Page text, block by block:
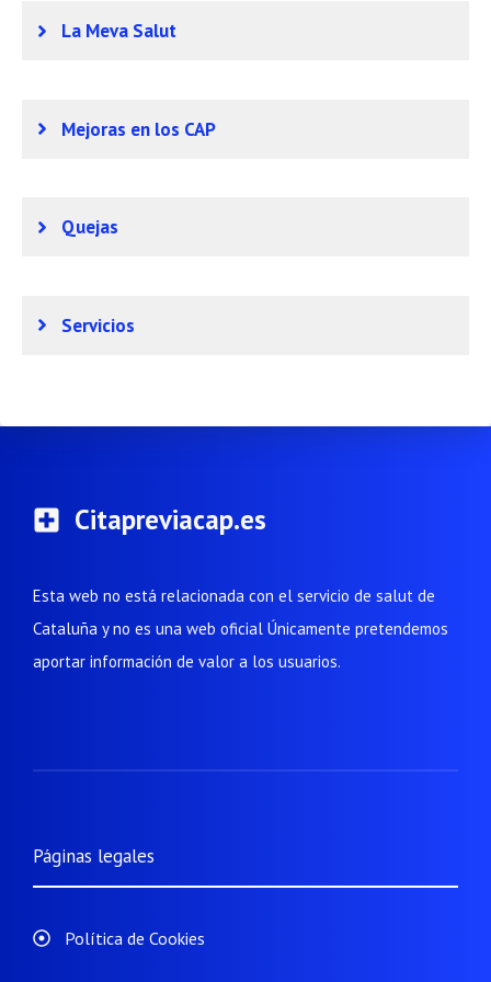
La Meva Salut
Mejoras en los CAP
Quejas
Servicios
Citapreviacap.es
Esta web no está relacionada con el servicio de salut de
Cataluña y no es una web oficial Únicamente pretendemos
aportar información de valor a los usuarios.
Páginas legales
Política de Cookies